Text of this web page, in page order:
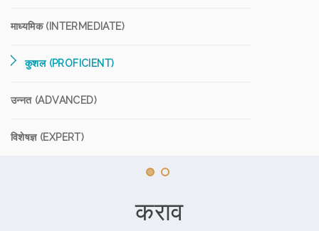
माध्यमिक (INTERMEDIATE)
कुशल (PROFICIENT)
उन्नत (ADVANCED)
विशेषज्ञ (EXPERT)
कराव